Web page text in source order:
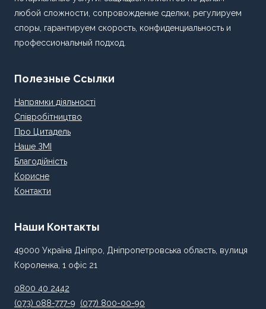
любой сложности, сопровождение сделки, регулируем
споры, гарантируем скорость, конфиденциальность и
профессиональный подход.
Полезные Ссылки
Напрямки діяльності
Співробітництво
Про Цитадель
Наше ЗМІ
Благодійність
Корисне
Контакти
Наши Контакты
49000 Україна Дніпро, Дніпропетровська область, вулиця
Короленка, 1 офіс 21
0800 40 2442
(073) 088-777-9
(077) 800-00-90